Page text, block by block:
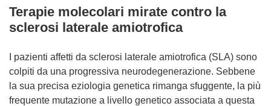
Terapie molecolari mirate contro la
sclerosi laterale amiotrofica
I pazienti affetti da sclerosi laterale amiotrofica (SLA) sono
colpiti da una progressiva neurodegenerazione. Sebbene
la sua precisa eziologia genetica rimanga sfuggente, la più
frequente mutazione a livello genetico associata a questa